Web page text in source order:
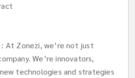
At Zonezi, we’re not just
We’re innovators,
technologies and strategies